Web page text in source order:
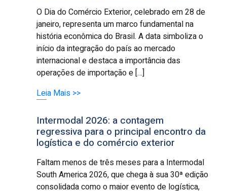
O Dia do Comércio Exterior, celebrado em 28 de
janeiro, representa um marco fundamental na
história econômica do Brasil. A data simboliza o
início da integração do país ao mercado
internacional e destaca a importância das
operações de importação e […]
Leia Mais >>
Intermodal 2026: a contagem
regressiva para o principal encontro da
logística e do comércio exterior
Faltam menos de três meses para a Intermodal
South America 2026, que chega à sua 30ª edição
consolidada como o maior evento de logística,